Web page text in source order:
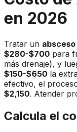
en 2026
Tratar un
$280-$700 para
más drenaje), y
$150-$650 la
efectivo, el
$2,150. Atender
Calcula el